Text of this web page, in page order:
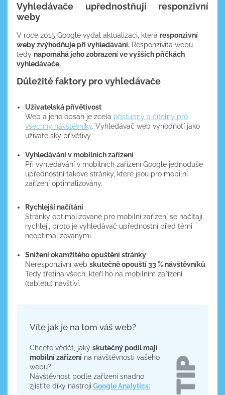
Vyhledávače upřednostňují responzivní
weby
V roce 2015 Google vydal aktualizaci, která responzivní
weby zvýhodňuje při vyhledávání.Responzivita webu
tedy napomáhá jeho zobrazení ve vyšších příčkách
vyhledávače.
Důležité faktory pro vyhledávače
Uživatelská přívětivost
Web a jeho obsah je zcela přístupný a čitelný pro
všechny návštěvníky. Vyhledávač web vyhodnotí jako
uživatelsky přívětivý.
Vyhledávání v mobilních zařízení
Při vyhledávání v mobilních zařízení Google jednoduše
upřednostní takové stránky, které jsou pro mobilní
zařízení optimalizovány.
Rychlejší načítání
Stránky optimalizované pro mobilní zařízení se načítají
rychleji, proto je vyhledávač upřednostní před těmi
neoptimalizovanými.
Snížení okamžitého opuštění stránky
Neresponzivní webskutečně opouští 33 % návštěvníků.
Tedy třetina všech, kteří ho na mobilním zařízení
(tabletu) navštíví.
Víte jak je na tom váš web?
Chcete vědět, jaký skutečný podíl mají
mobilní zařízenína návštěvnosti vašeho
webu?
Návštěvnost podle zařízení snadno
zjistíte díky nástroji Google Analytics: